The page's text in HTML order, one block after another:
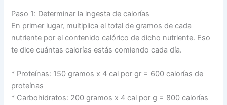
Paso 1: Determinar la ingesta de calorías
En primer lugar, multiplica el total de gramos de cada
nutriente por el contenido calórico de dicho nutriente. Eso
te dice cuántas calorías estás comiendo cada día.
* Proteínas: 150 gramos x 4 cal por gr = 600 calorías de
proteínas
* Carbohidratos: 200 gramos x 4 cal por g = 800 calorías